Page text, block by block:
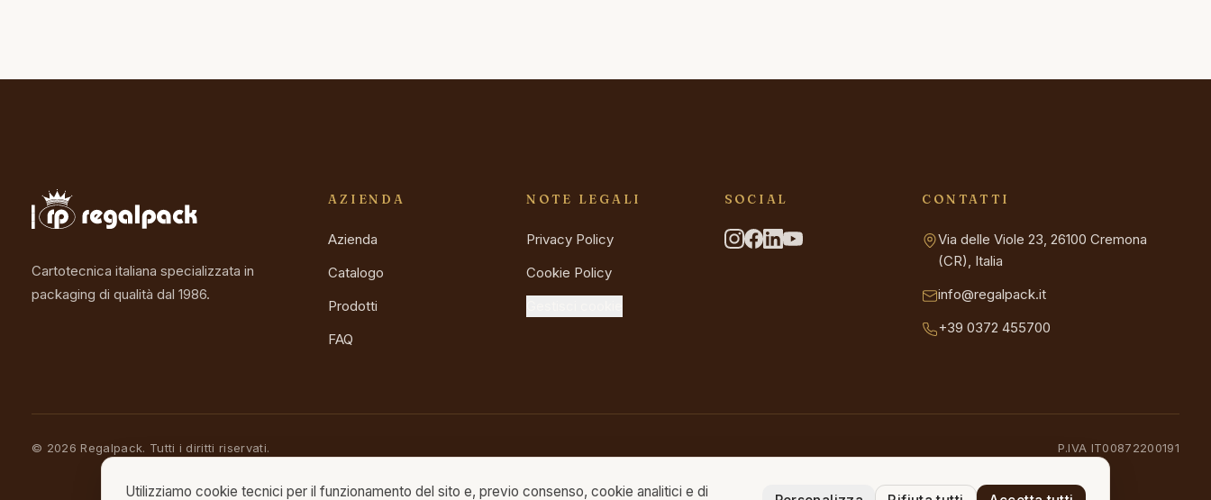
Cartotecnica italiana specializzata in
packaging di qualità dal 1986.
AZIENDA
Azienda
Catalogo
Prodotti
FAQ
NOTE LEGALI
Privacy Policy
Cookie Policy
SOCIAL CONTATTI
Via delle Viole 23, 26100 Cremona
(CR), Italia
info@regalpack.it
+39 0372 455700
© 2026 Regalpack. Tutti i diritti riservati. P.IVA IT00872200191
Utilizziamo cookie tecnici per il funzionamento del sito e, previo consenso, cookie analitici e di